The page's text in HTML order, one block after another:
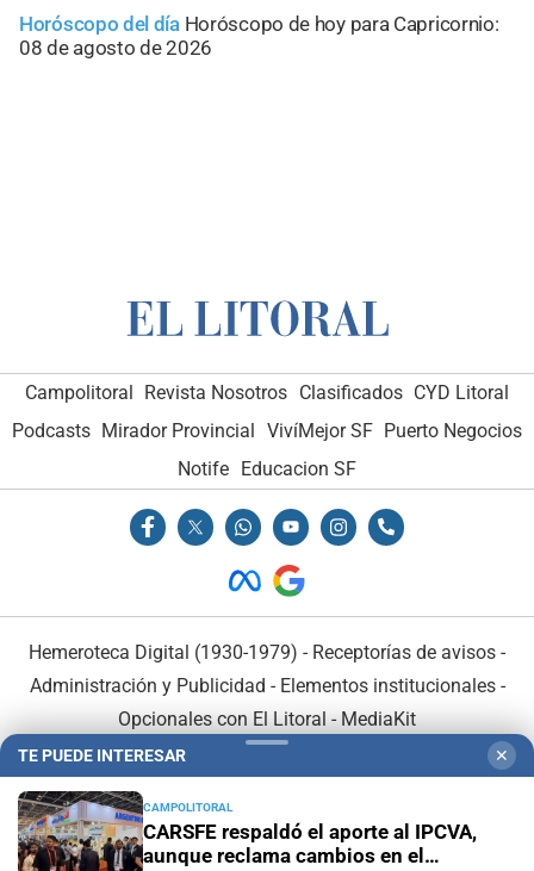
Horóscopo del día Horóscopo de hoy para Capricornio:
08 de agosto de 2026
Campolitoral Revista Nosotros Clasificados CYD Litoral
Podcasts Mirador Provincial VivíMejor SF Puerto Negocios
Notife Educacion SF
Hemeroteca Digital (1930-1979) - Receptorías de avisos -
Administración y Publicidad - Elementos institucionales-
Opcionales con El Litoral - MediaKit
TE PUEDE INTERESAR ✕
CAMPOLITORAL
CARSFE respaldó el aporte al IPCVA,
aunque reclama cambios en el